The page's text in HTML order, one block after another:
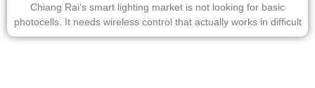
Chiang Rai’s smart lighting market is not looking for basic
photocells. It needs wireless control that actually works in difficult